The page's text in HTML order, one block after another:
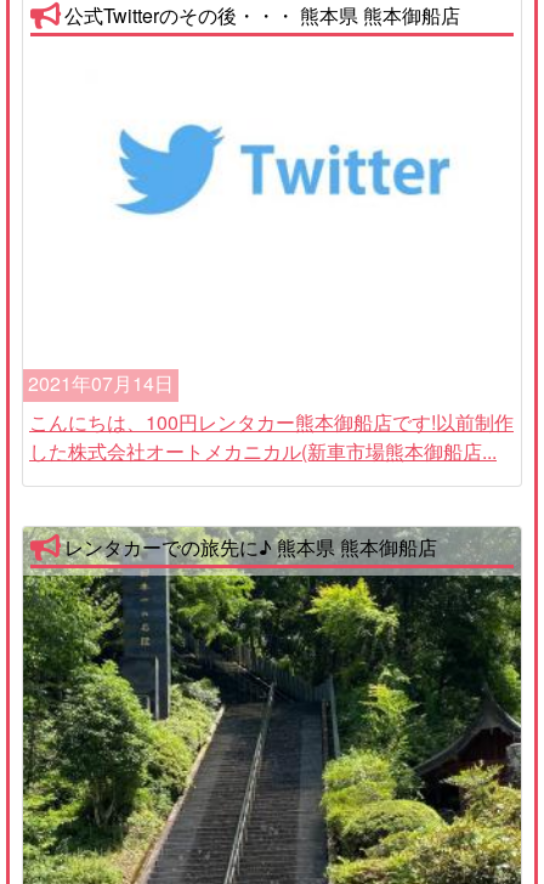
公式Twitterのその後・・・ 熊本県 熊本御船店
2021年07月14日
こんにちは、100円レンタカー熊本御船店です!以前制作
した株式会社オートメカニカル(新車市場熊本御船店...
レンタカーでの旅先に♪ 熊本県 熊本御船店